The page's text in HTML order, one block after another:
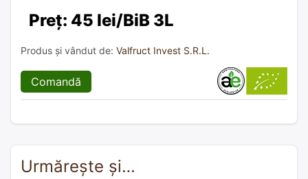
Preț: 45 lei/BiB 3L
Produs și vândut de: Valfruct Invest S.R.L.
Comandă
Urmărește și…